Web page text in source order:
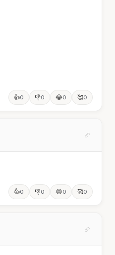
👍0 👎0 😂0 🥰0
👍0 👎0 😂0 🥰0